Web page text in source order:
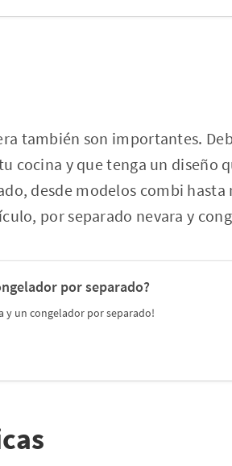
también son importantes.
cocina y que tenga un diseño
desde modelos combi
por separado nevara y
por separado?
y un congelador por separado!